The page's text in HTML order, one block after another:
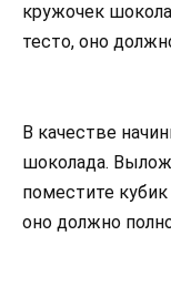
кружочек
тесто, оно
В качестве
шоколада.
поместите
оно должно